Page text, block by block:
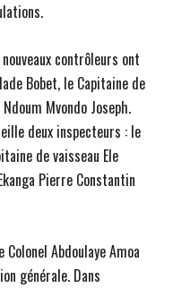
contrôleurs ont
Bobet, le Capitaine de
Mvondo Joseph.
deux inspecteurs : le
de vaisseau Ele
Pierre Constantin
Abdoulaye Amoa
générale. Dans